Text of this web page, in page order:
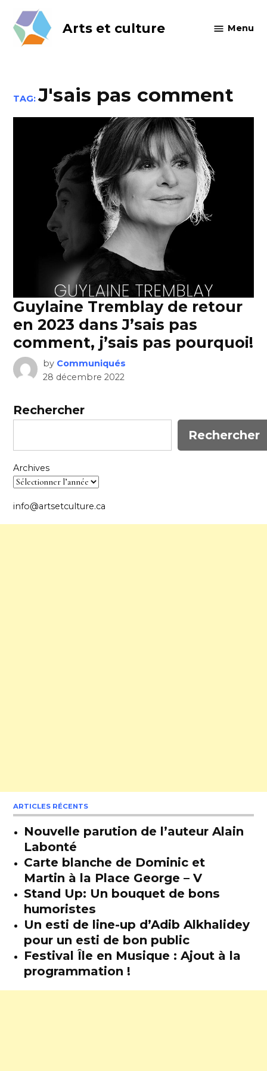
content
Arts et culture Menu
TAG:J'sais pas comment
Guylaine Tremblay de retour
en 2023 dans J’sais pas
comment, j’sais pas pourquoi!
by Communiqués
28 décembre 2022
Rechercher
Rechercher
Archives
info@artsetculture.ca
ARTICLES RÉCENTS
Nouvelle parution de l’auteur Alain
Labonté
Carte blanche de Dominic et
Martin à la Place George – V
Stand Up: Un bouquet de bons
humoristes
Un esti de line-up d’Adib Alkhalidey
pour un esti de bon public
Festival Île en Musique : Ajout à la
programmation !